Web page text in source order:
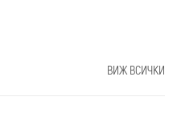
ВИЖ ВСИЧКИ